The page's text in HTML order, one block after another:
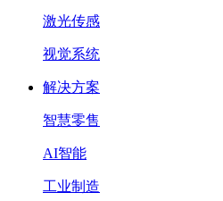
激光传感
视觉系统
解决方案
智慧零售
AI智能
工业制造